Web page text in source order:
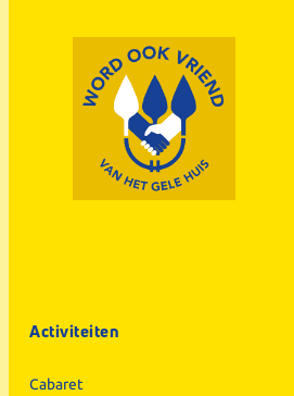
Activiteiten
Cabaret